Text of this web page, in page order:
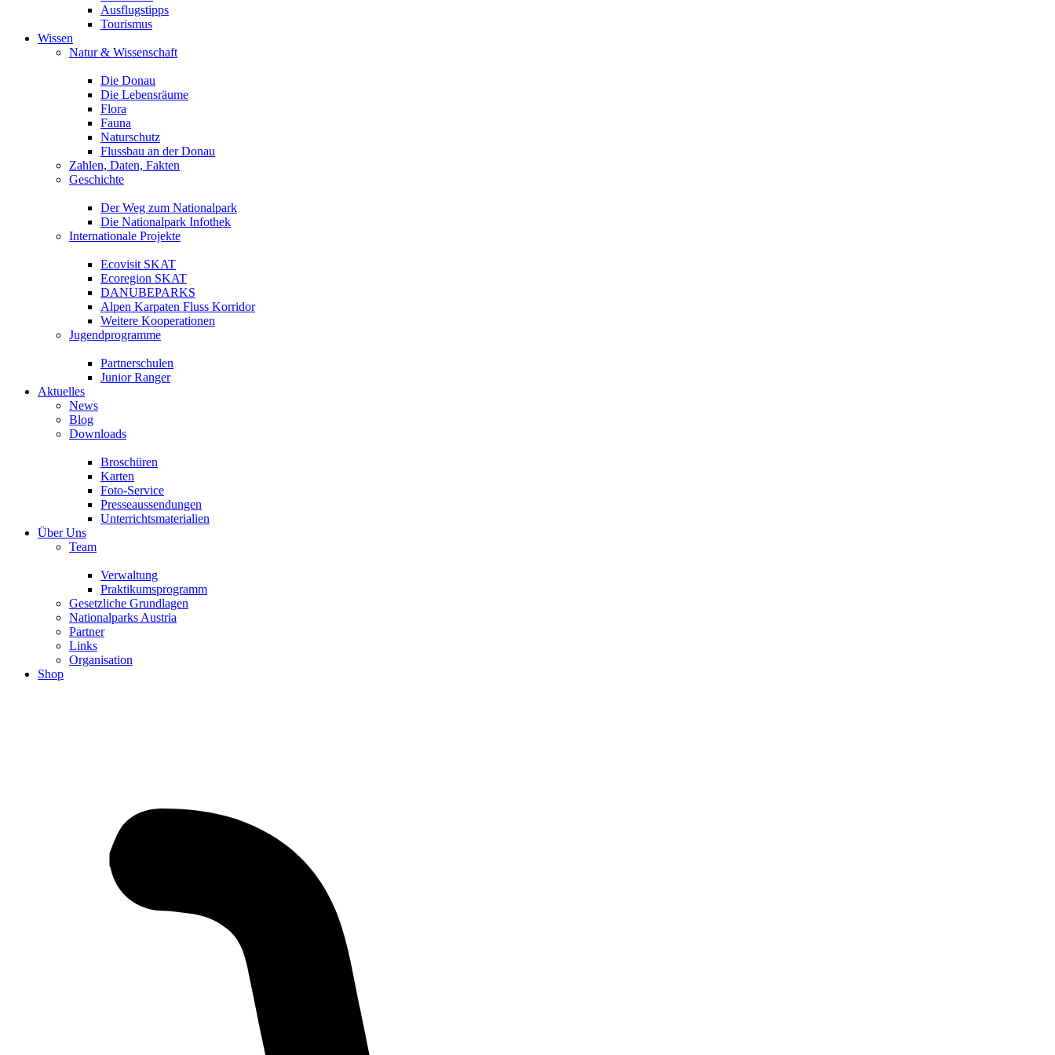
Ausflugstipps
Tourismus
Wissen
Natur & Wissenschaft
Die Donau
Die Lebensräume
Flora
Fauna
Naturschutz
Flussbau an der Donau
Zahlen, Daten, Fakten
Geschichte
Der Weg zum Nationalpark
Die Nationalpark Infothek
Internationale Projekte
Ecovisit SKAT
Ecoregion SKAT
DANUBEPARKS
Alpen Karpaten Fluss Korridor
Weitere Kooperationen
Jugendprogramme
Partnerschulen
Junior Ranger
Aktuelles
News
Blog
Downloads
Broschüren
Karten
Foto-Service
Presseaussendungen
Unterrichtsmaterialien
Über Uns
Team
Verwaltung
Praktikumsprogramm
Gesetzliche Grundlagen
Nationalparks Austria
Partner
Links
Organisation
Shop